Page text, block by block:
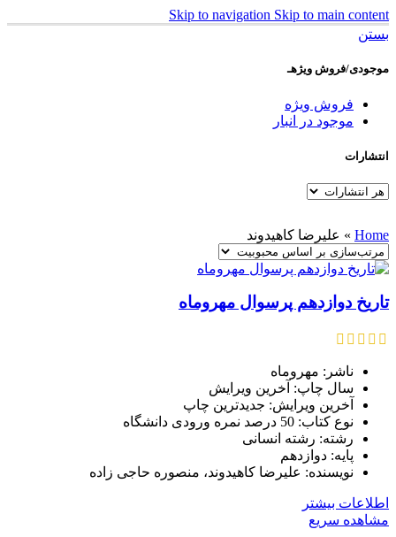
Skip to navigation Skip to main content
بستن
موجودی/فروش ویژهـ
فروش ویژه
موجود در انبار
انتشارات
Home
» علیرضا کاهیدوند
تاریخ دوازدهم پرسوال مهروماه
ناشر: مهروماه
سال چاپ: آخرین ویرایش
آخرین ویرایش: جدیدترین چاپ
نوع کتاب: 50 درصد نمره ورودی دانشگاه
رشته: رشته انسانی
پایه: دوازدهم
نویسنده: علیرضا کاهیدوند، منصوره حاجی زاده
اطلاعات بیشتر
مشاهده سریع